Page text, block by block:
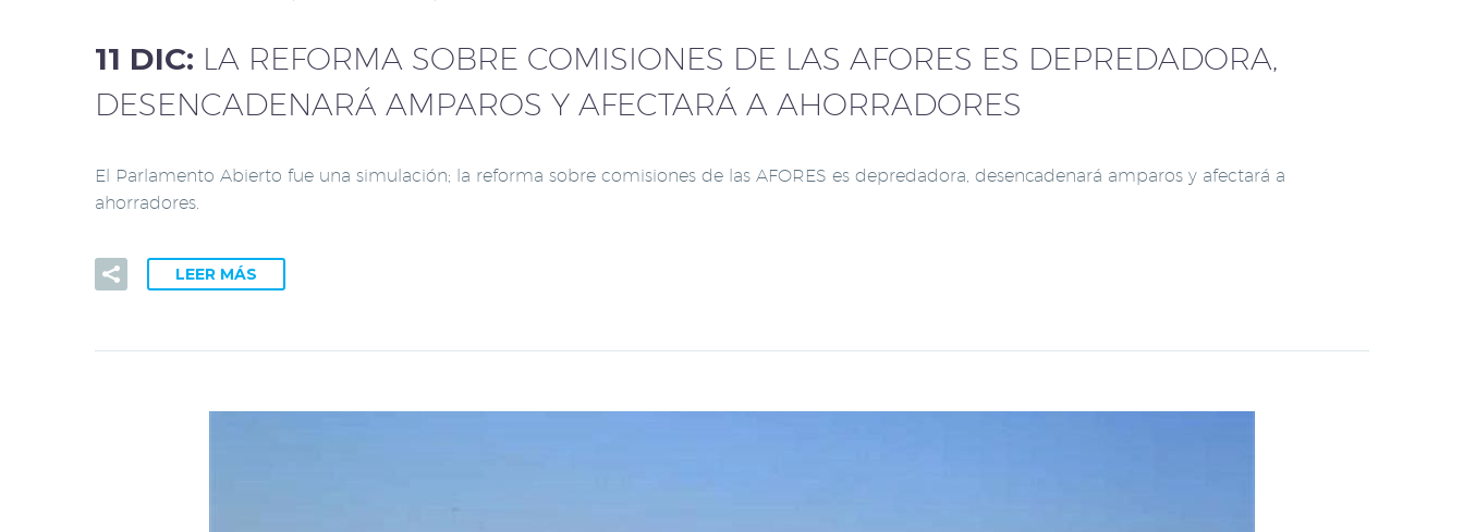
11 DIC: LA REFORMA SOBRE COMISIONES DE LAS AFORES ES DEPREDADORA,
DESENCADENARÁ AMPAROS Y AFECTARÁ A AHORRADORES
El Parlamento Abierto fue una simulación; la reforma sobre comisiones de las AFORES es depredadora, desencadenará amparos y afectará a
ahorradores.
LEER MÁS